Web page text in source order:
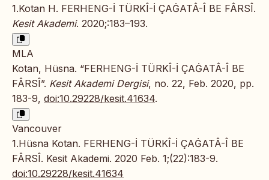
1.Kotan H. FERHENG-İ TÜRKÎ-İ ÇAĠATÂ-Î BE FÂRSÎ.
Kesit Akademi. 2020;:183–193.
MLA
Kotan, Hüsna. “FERHENG-İ TÜRKÎ-İ ÇAĠATÂ-Î BE
FÂRSÎ”. Kesit Akademi Dergisi, no. 22, Feb. 2020, pp.
183-9, doi:10.29228/kesit.41634.
Vancouver
1.Hüsna Kotan. FERHENG-İ TÜRKÎ-İ ÇAĠATÂ-Î BE
FÂRSÎ. Kesit Akademi. 2020 Feb. 1;(22):183-9.
doi:10.29228/kesit.41634